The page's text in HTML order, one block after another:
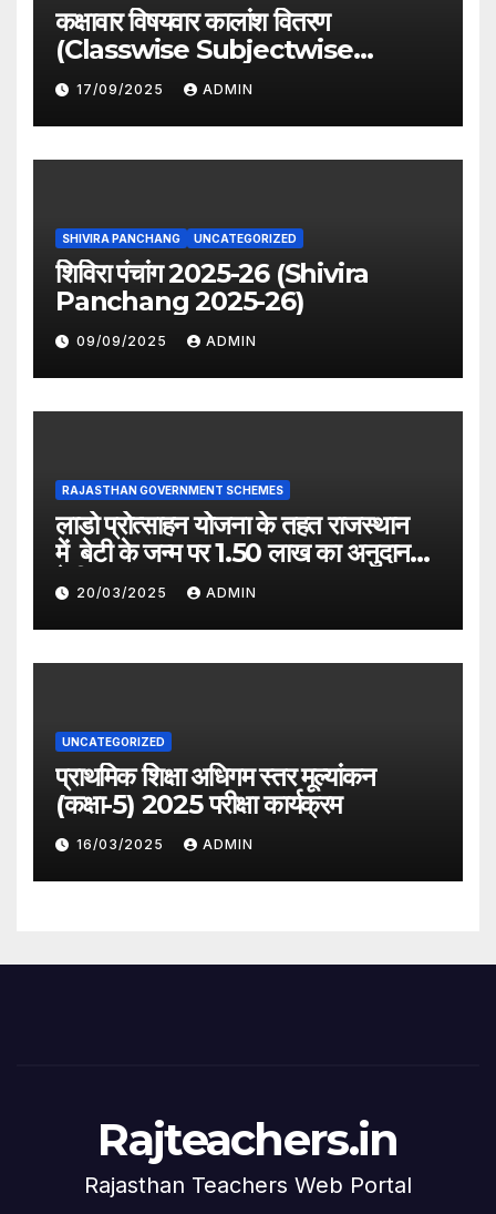
कक्षावार विषयवार कालांश वितरण
(Classwise Subjectwise
period distribution)
17/09/2025 ADMIN
SHIVIRA PANCHANG UNCATEGORIZED
शिविरा पंचांग 2025-26 (Shivira
Panchang 2025-26)
09/09/2025 ADMIN
RAJASTHAN GOVERNMENT SCHEMES
लाडो प्रोत्साहन योजना के तहत राजस्थान
में बेटी के जन्म पर 1.50 लाख का अनुदान
देगी सरकार
20/03/2025 ADMIN
UNCATEGORIZED
प्राथमिक शिक्षा अधिगम स्तर मूल्यांकन
(कक्षा-5) 2025 परीक्षा कार्यक्रम
16/03/2025 ADMIN
Rajteachers.in
Rajasthan Teachers Web Portal